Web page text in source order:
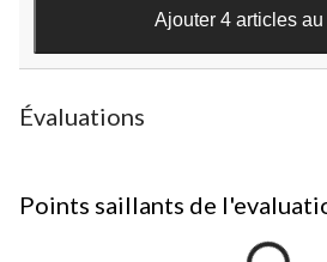
Ajouter 4 articles
Évaluations
Points saillants de